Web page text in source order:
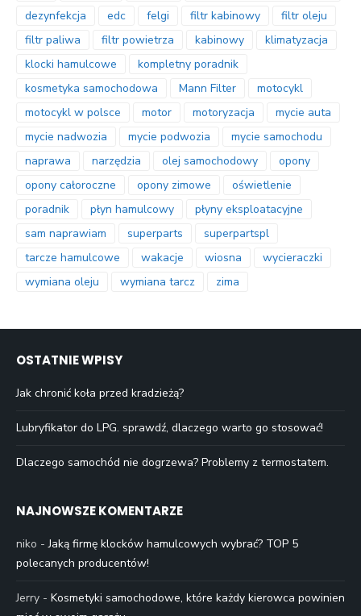
dezynfekcja
edc felgi filtr kabinowy
filtr oleju
filtr paliwa
filtr powietrza kabinowy
klimatyzacja
klocki hamulcowe
kompletny poradnik
kosmetyka samochodowa
Mann Filter
motocykl
motocykl w polsce
motor motoryzacja
mycie auta
mycie nadwozia
mycie podwozia
mycie samochodu
naprawa
narzędzia olej samochodowy
opony
opony całoroczne
opony zimowe
oświetlenie
poradnik
płyn hamulcowy
płyny eksploatacyjne
sam naprawiam
superparts
superpartspl
tarcze hamulcowe
wakacje wiosna
wycieraczki
wymiana oleju
wymiana tarcz zima
OSTATNIE WPISY
Jak chronić koła przed kradzieżą?
Lubryfikator do LPG. sprawdź, dlaczego warto go stosować!
Dlaczego samochód nie dogrzewa? Problemy z termostatem.
NAJNOWSZE KOMENTARZE
niko -Jaką firmę klocków hamulcowych wybrać? TOP 5
polecanych producentów!
Jerry - Kosmetyki samochodowe, które każdy kierowca powinien